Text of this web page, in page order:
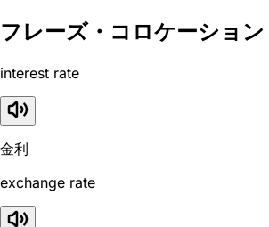
フレーズ・コロケーション
interest rate
金利
exchange rate